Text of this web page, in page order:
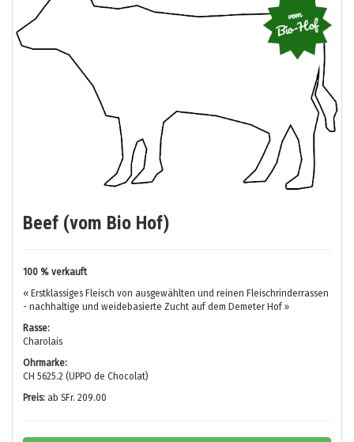
Beef (vom Bio Hof)
100 % verkauft
« Erstklassiges Fleisch von ausgewählten und reinen Fleischrinderrassen
- nachhaltige und weidebasierte Zucht auf dem Demeter Hof »
Rasse:
Charolais
Ohrmarke:
CH 5625.2 (UPPO de Chocolat)
Preis: ab SFr. 209.00